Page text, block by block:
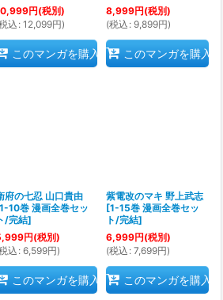
円(税別)
込 : 12,099円)
このマンガを購入
8,999円(税別)
(税込 : 9,899円)
このマンガを購入
府の七忍 山口貴由
10巻 漫画全巻セッ
/完結]
円(税別)
込 : 6,599円)
このマンガを購入
紫電改のマキ 野上武志
[1-15巻 漫画全巻セッ
ト/完結]
6,999円(税別)
(税込 : 7,699円)
このマンガを購入